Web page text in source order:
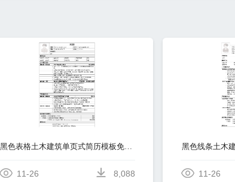
黑色表格土木建筑单页式简历模板免费下载
11-26 8,088 11-26